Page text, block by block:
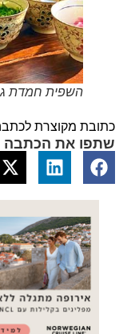
השפית חמדת
כתובת מקוצרת לכתבה
שתפו את הכתבה